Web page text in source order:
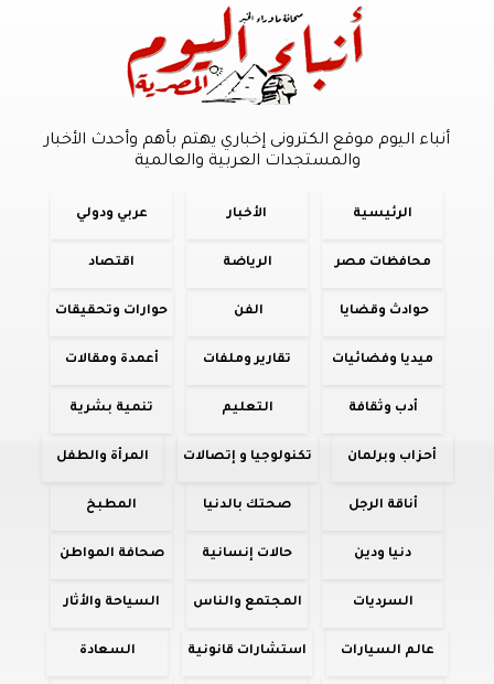
أنباء اليوم موقع الكترونى إخباري يهتم بأهم وأحدث الأخبار
والمستجدات العربية والعالمية
الرئيسية الأخبار عربي ودولي
محافظات مصر الرياضة اقتصاد
حوادث وقضايا الفن حوارات وتحقيقات
ميديا وفضائيات تقارير وملفات أعمدة ومقالات
أدب وثقافة التعليم تنمية بشرية
أحزاب وبرلمان تكنولوجيا و إتصالات المرأة والطفل
أناقة الرجل صحتك بالدنيا المطبخ
دنيا ودين حالات إنسانية صحافة المواطن
السرديات المجتمع والناس السياحة والأثار
عالم السيارات استشارات قانونية السعادة